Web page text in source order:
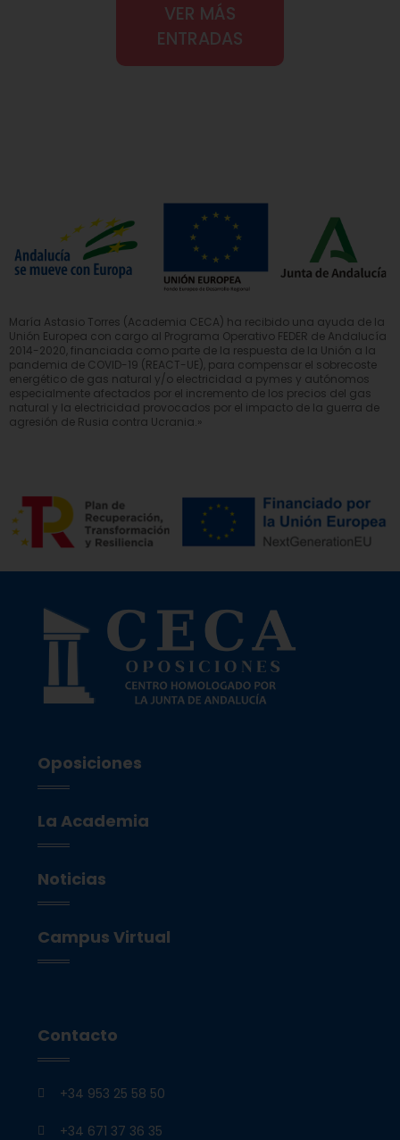
VER MÁS
ENTRADAS
María Astasio Torres (Academia CECA) ha recibido una ayuda de la
Unión Europea con cargo al Programa Operativo FEDER de Andalucía
2014-2020, financiada como parte de la respuesta de la Unión a la
pandemia de COVID-19 (REACT-UE), para compensar el sobrecoste
energético de gas natural y/o electricidad a pymes y autónomos
especialmente afectados por el incremento de los precios del gas
natural y la electricidad provocados por el impacto de la guerra de
agresión de Rusia contra Ucrania.»
Oposiciones
La Academia
Noticias
Campus Virtual
Contacto
+34 953 25 58 50
+34 671 37 36 35